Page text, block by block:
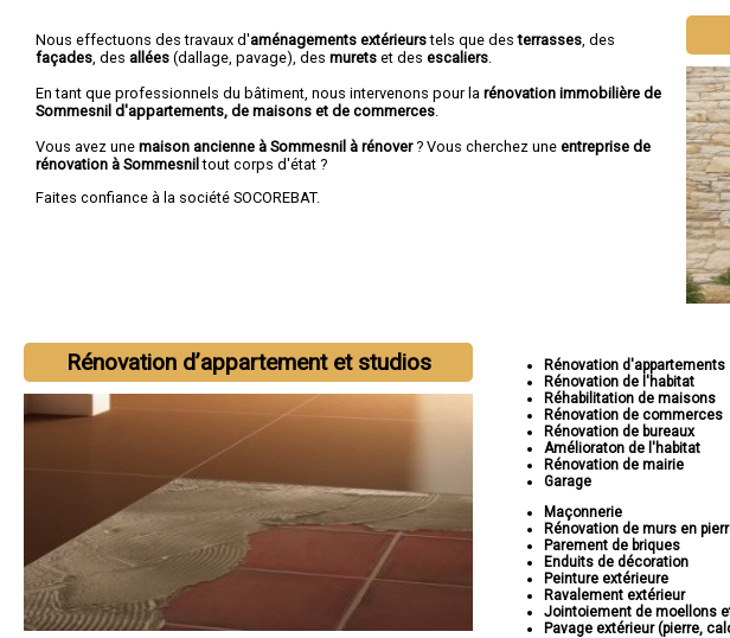
Nous effectuons des travaux d'aménagements extérieurstels que desterrasses , des
façades , des allées (dallage, pavage), des murets et des escaliers
En tant que professionnels du bâtiment, nous intervenons pour la rénovation immobilière de
Sommesnil d'appartements, de maisons et de commerces
Vous avez une maison ancienne à Sommesnil à rénover? Vous cherchez une entreprise de
rénovation à Sommesniltout corps d'état ?
Faites confiance à la société SOCOREBAT.
Rénovation d’appartement et studios
Rénovation d'appartements
Rénovation de l'habitat
Réhabilitation de maisons
Rénovation de commerces
Rénovation de bureaux
Amélioraton de l'habitat
Rénovation de mairie
Garage
Maçonnerie
Rénovation de murs en
Parement de briques
Enduits de décoration
Peinture extérieure
Ravalement extérieur
Jointoiement de moellons
Pavage extérieur (pierre,